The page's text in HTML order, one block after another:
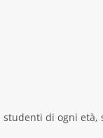
studenti di ogni